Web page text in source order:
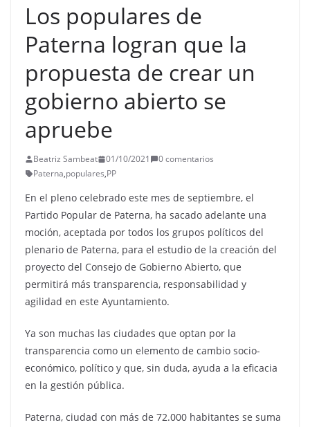
Los populares de
Paterna logran que la
propuesta de crear un
gobierno abierto se
apruebe
Beatriz Sambeat 01/10/2021
0 comentarios
Paterna,populares,PP
En el pleno celebrado este mes de septiembre, el
Partido Popular de Paterna, ha sacado adelante una
moción, aceptada por todos los grupos políticos del
plenario de Paterna, para el estudio de la creación del
proyecto del Consejo de Gobierno Abierto, que
permitirá más transparencia, responsabilidad y
agilidad en este Ayuntamiento.
Ya son muchas las ciudades que optan por la
transparencia como un elemento de cambio socio-
económico, político y que, sin duda, ayuda a la eficacia
en la gestión pública.
Paterna, ciudad con más de 72.000 habitantes se suma